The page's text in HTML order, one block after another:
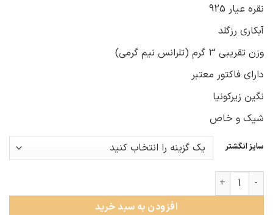
نقره عیار 925
آبکاری رزگلد
وزن تقریبی 3 گرم (تلرانس نیم گرمی)
دارای فاکتور معتبر
نگین زیرکونیا
شیک و خاص
سایز انگشتر
انگشتر زنانه نقره نگین سبز عدد
افزودن به سبد خرید